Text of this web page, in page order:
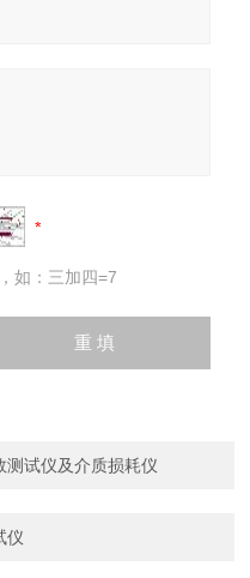
如：三加四=7
测试仪及介质损耗仪
仪